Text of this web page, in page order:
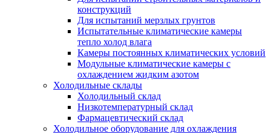
конструкций
Для испытаний мерзлых грунтов
Испытательные климатические камеры
тепло холод влага
Камеры постоянных климатических условий
Модульные климатические камеры с
охлаждением жидким азотом
Холодильные склады
Холодильный склад
Низкотемпературный склад
Фармацевтический склад
Холодильное оборудование для охлаждения